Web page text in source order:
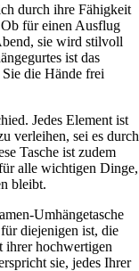
durch ihre Fähigkeit
Ob für einen Ausflug
sie wird stilvoll
ist das
die Hände frei
Jedes Element ist
verleihen, sei es durch
Tasche ist zudem
alle wichtigen Dinge,
bleibt.
Umhängetasche
diejenigen ist, die
ihrer hochwertigen
sie, jedes Ihrer